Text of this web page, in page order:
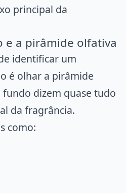
principal da
e a pirâmide olfativa
identificar um
é olhar a pirâmide
fundo dizem quase tudo
da fragrância.
como: